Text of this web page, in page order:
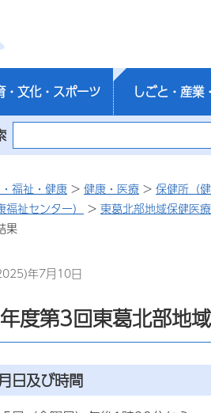
・文化・スポーツ しごと・産業
福祉・健康 > 健康・医療 > 保健所（
祉センター）
> 東葛北部地域保健医
果
年7月10日
度第3回東葛北部地
日及び時間